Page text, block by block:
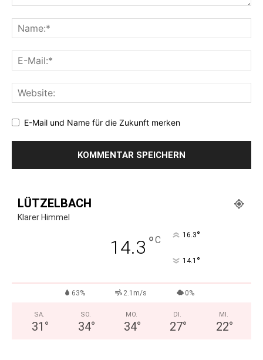
E-Mail und Name für die Zukunft merken
LÜTZELBACH
Klarer Himmel
14.3 °C 16.3°
14.1 °
63% 2.1m/s 0%
SA.
31 °
SO.
34°
MO.
34°
DI.
27°
MI.
22°